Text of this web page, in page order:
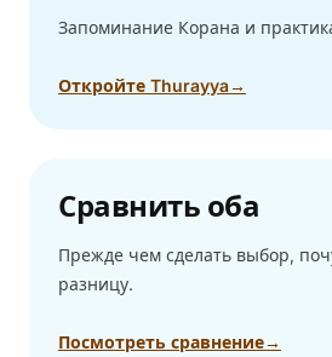
Запоминание Корана и
Откройте Thurayya→
Сравнить оба
Прежде чем сделать выбор,
разницу.
Посмотреть сравнение→